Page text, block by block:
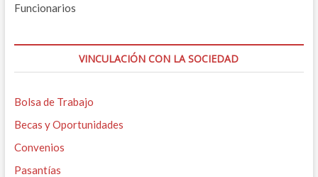
Funcionarios
VINCULACIÓN CON LA SOCIEDAD
Bolsa de Trabajo
Becas y Oportunidades
Convenios
Pasantías